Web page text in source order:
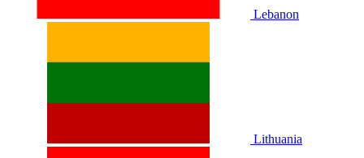
Lebanon
Lithuania